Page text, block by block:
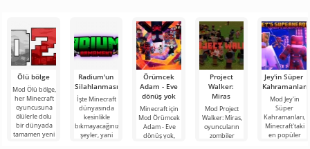
Ölü bölge
Mod Ölü bölge,
her Minecraft
oyuncusuna
ölülerle dolu
bir dünyada
tamamen yeni
Radium'un
Silahlanması
İşte Minecraft
dünyasında
kesinlikle
bıkmayacağınız
şeyler, yani
Örümcek
Adam - Eve
dönüş yok
Minecraft için
Mod Örümcek
Adam - Eve
dönüş yok,
Project
Walker:
Miras
Mod Project
Walker: Miras,
oyuncuların
zombiler
Jey'in Süper
Kahramanları
Mod Jey'in
Süper
Kahramanları,
Minecraft'taki
en popüler